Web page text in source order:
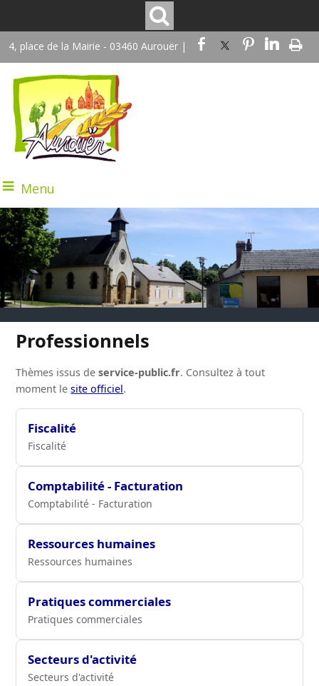
4, place de la Mairie - 03460 Aurouër |
Menu
Professionnels
Thèmes issus deservice-public.fr. Consultez à tout
moment lesite officiel.
Fiscalité
Fiscalité
Comptabilité - Facturation
Comptabilité - Facturation
Ressources humaines
Ressources humaines
Pratiques commerciales
Pratiques commerciales
Secteurs d'activité
Secteurs d'activité